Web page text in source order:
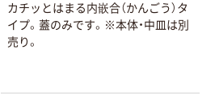
カチッとはまる内嵌合（かんごう）タ
イプ。蓋のみです。※本体・中皿は別
売り。